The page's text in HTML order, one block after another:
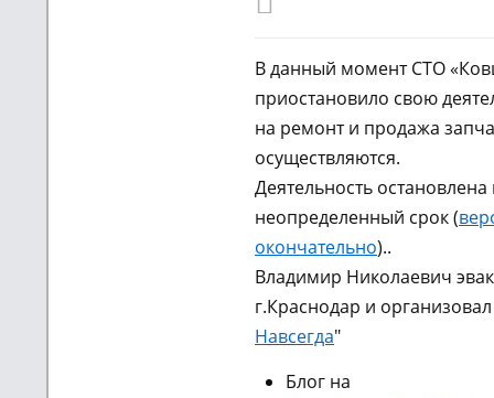
В данный момент СТО
приостановило свою
на ремонт и продажа
осуществляются.
Деятельность остановлена
неопределенный срок (
окончательно)..
Владимир Николаевич
г.Краснодар и
Навсегда"
Блог на